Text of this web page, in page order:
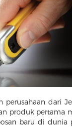
perusahaan dari
produk pertama
baru di dunia